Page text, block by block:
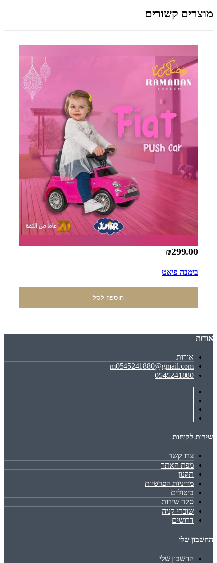
מוצרים קשורים
₪299.00
בימבה פיאט
הוספה לסל
אודות
אודות
m0545241880@gmail.com
0545241880
שירות לקוחות
צרו קשר
מפת האתר
תקנון
מדיניות הפרטיות
ביטולים
סקר שירות
שוברי קניה
דרושים
החשבון שלי
החשבון שלי